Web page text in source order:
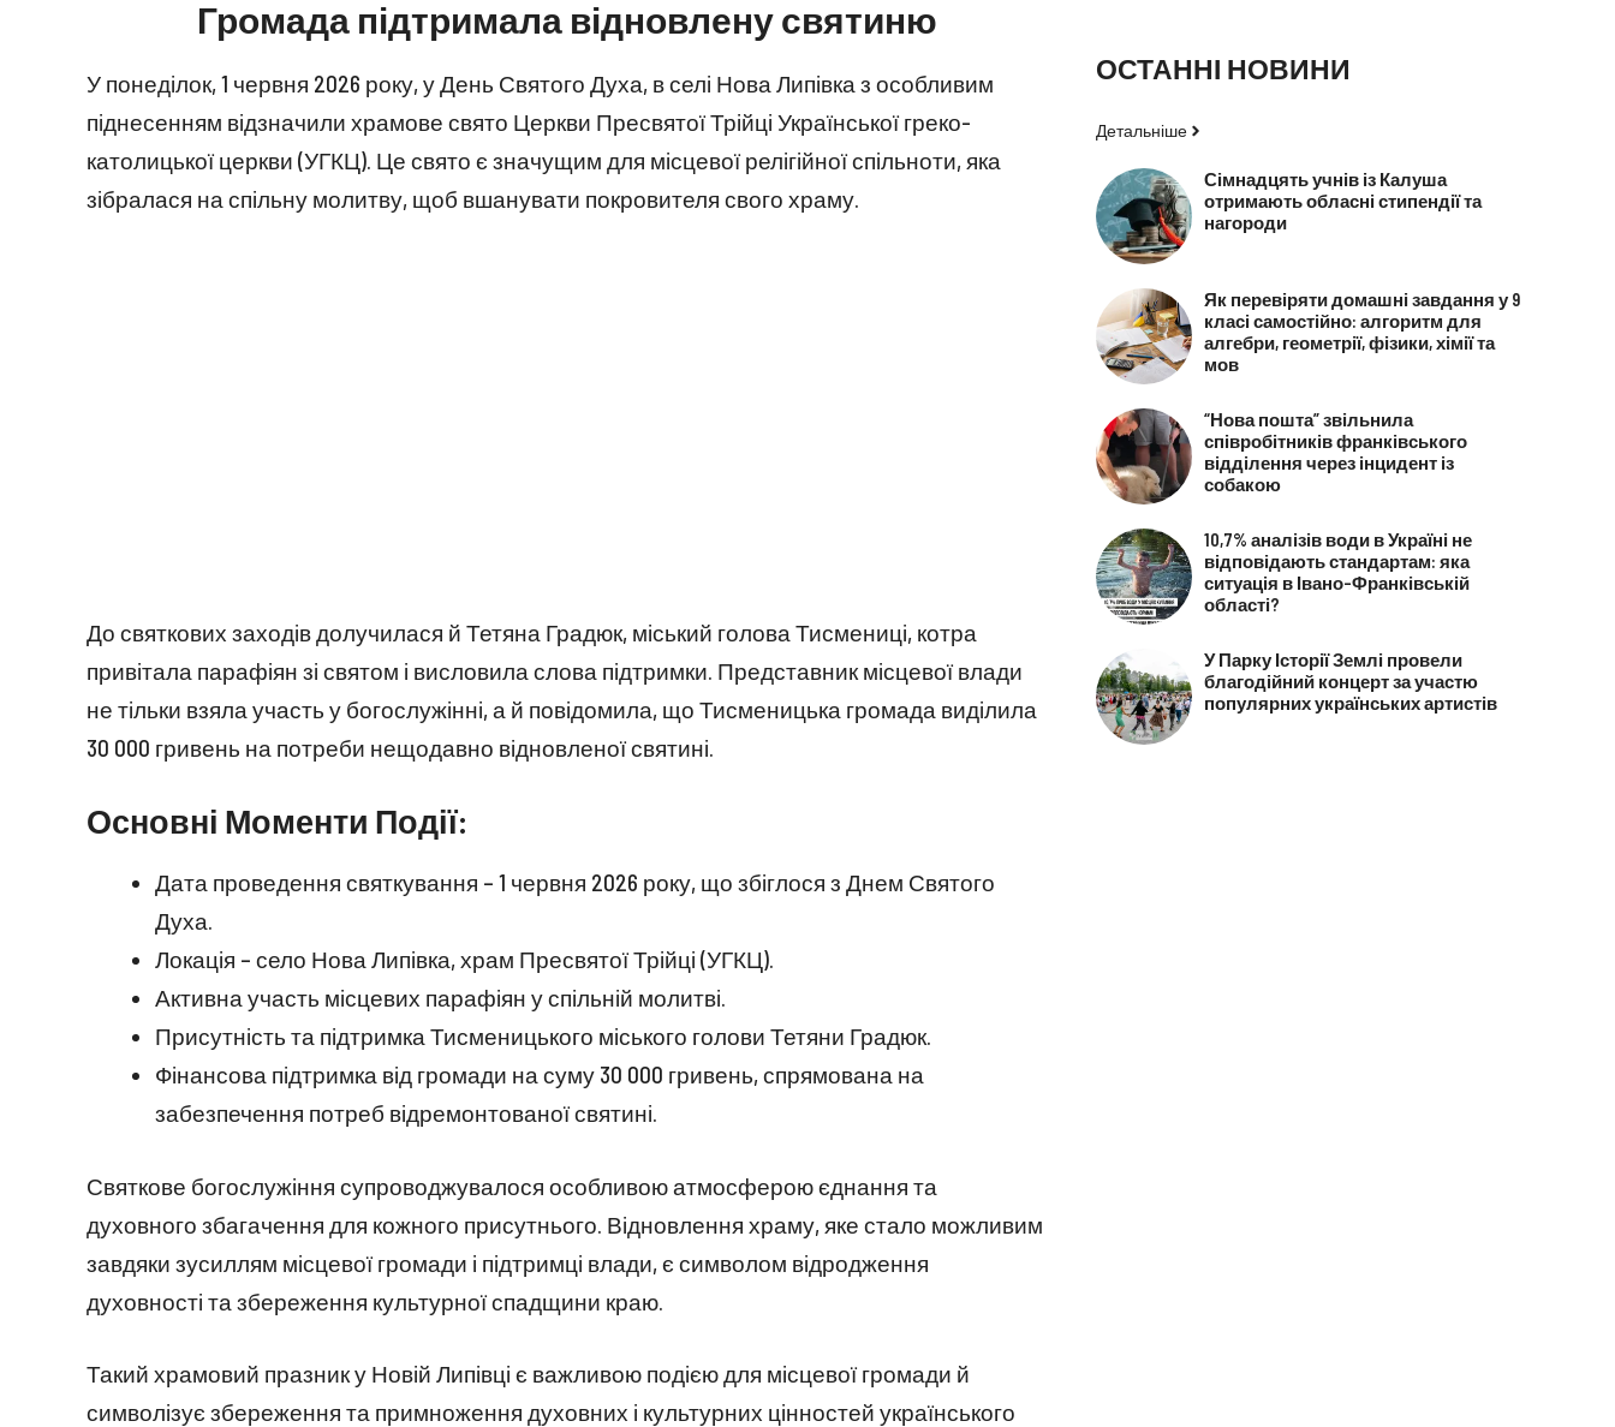
Громада підтримала відновлену святиню
У понеділок, 1 червня 2026 року, у День Святого Духа, в селі Нова Липівка з особливим
піднесенням відзначили храмове свято Церкви Пресвятої Трійці Української греко-
католицької церкви (УГКЦ). Це свято є значущим для місцевої релігійної спільноти, яка
зібралася на спільну молитву, щоб вшанувати покровителя свого храму.
До святкових заходів долучилася й Тетяна Градюк, міський голова Тисмениці, котра
привітала парафіян зі святом і висловила слова підтримки. Представник місцевої влади
не тільки взяла участь у богослужінні, а й повідомила, що Тисменицька громада виділила
30 000 гривень на потреби нещодавно відновленої святині.
Основні Моменти Події:
Дата проведення святкування – 1 червня 2026 року, що збіглося з Днем Святого
Духа.
Локація – село Нова Липівка, храм Пресвятої Трійці (УГКЦ).
Активна участь місцевих парафіян у спільній молитві.
Присутність та підтримка Тисменицького міського голови Тетяни Градюк.
Фінансова підтримка від громади на суму 30 000 гривень, спрямована на
забезпечення потреб відремонтованої святині.
Святкове богослужіння супроводжувалося особливою атмосферою єднання та
духовного збагачення для кожного присутнього. Відновлення храму, яке стало можливим
завдяки зусиллям місцевої громади і підтримці влади, є символом відродження
духовності та збереження культурної спадщини краю.
Такий храмовий празник у Новій Липівці є важливою подією для місцевої громади й
символізує збереження та примноження духовних і культурних цінностей українського
ОСТАННІ НОВИНИ
Детальніше
Сімнадцять учнів із Калуша
отримають обласні стипендії та
нагороди
Як перевіряти домашні завдання у 9
класі самостійно: алгоритм для
алгебри, геометрії, фізики, хімії та
мов
“Нова пошта” звільнила
співробітників франківського
відділення через інцидент із
собакою
10,7% аналізів води в Україні не
відповідають стандартам: яка
ситуація в Івано-Франківській
області?
У Парку Історії Землі провели
благодійний концерт за участю
популярних українських артистів